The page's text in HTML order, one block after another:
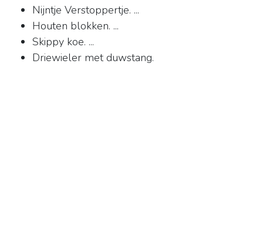
Nijntje Verstoppertje. ...
Houten blokken. ...
Skippy koe. ...
Driewieler met duwstang.